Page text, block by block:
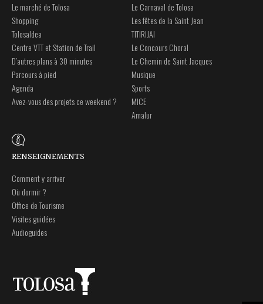
Le marché de Tolosa
Shopping
Tolosaldea
Centre VTT et Station de Trail
D’autres plans à 30 minutes
Parcours à pied
Agenda
Avez-vous des projets ce weekend ?
Le Carnaval de Tolosa
Les fêtes de la Saint Jean
TITIRIJAI
Le Concours Choral
Le Chemin de Saint Jacques
Musique
Sports
MICE
Amalur
RENSEIGNEMENTS
Comment y arriver
Où dormir ?
Office de Tourisme
Visites guidées
Audioguides